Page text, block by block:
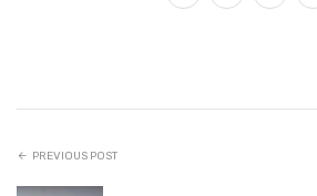
PREVIOUS POST